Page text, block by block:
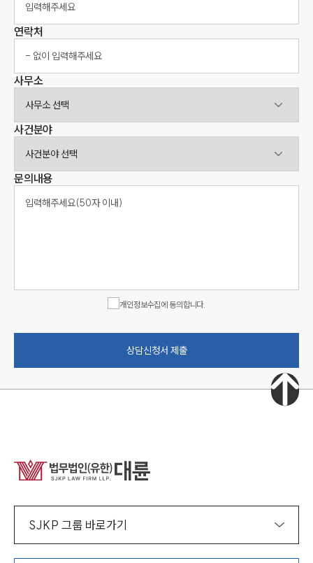
연락처
사무소
사건분야
문의내용
개인정보수집에 동의합니다.
상담신청서 제출
SJKP 그룹 바로가기